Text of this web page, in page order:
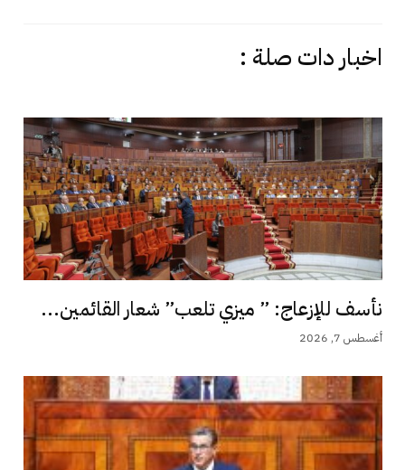
اخبار دات صلة :
نأسف للإزعاج: ” ميزي تلعب” شعار القائمين...
أغسطس 7, 2026